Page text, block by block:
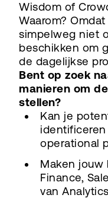
Wisdom of
Waarom?
simpelweg niet
beschikken om
de dagelijkse
Bent op zoek
manieren om
stellen?
Kan je
operational
Maken jouw
Finance,
van